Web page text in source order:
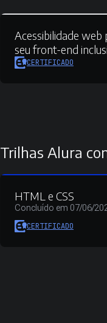
Acessibilidade web
seu front-end
CERTIFICADO
Trilhas Alura
HTML e CSS
Concluído em 07/06/
CERTIFICADO